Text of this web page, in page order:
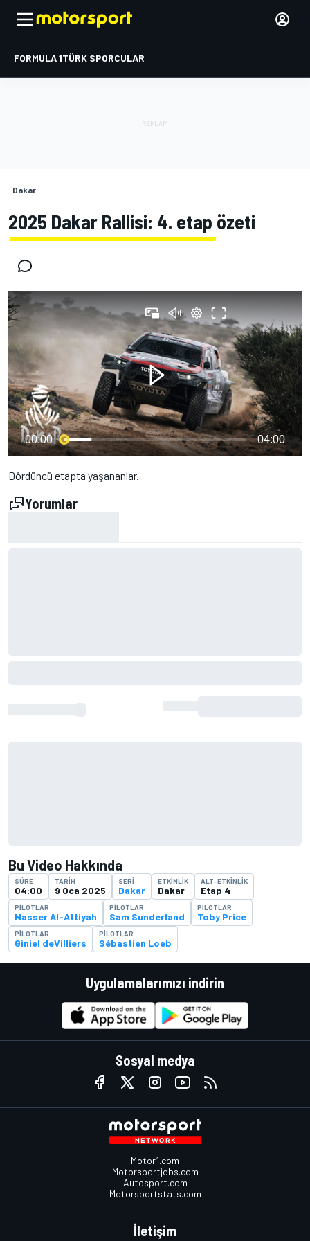
FORMULA 1TÜRK SPORCULAR
Dakar
2025 Dakar Rallisi: 4. etap özeti
00:00 04:00
Dördüncü etapta yaşananlar.
Yorumlar
Bu Video Hakkında
SÜRE
04:00
TARIH
9 Oca 2025
SERI
Dakar
ETKINLIK
Dakar
ALT-ETKINLIK
Etap 4
PILOTLAR
Nasser Al-Attiyah
PILOTLAR
Sam Sunderland
PILOTLAR
Toby Price
PILOTLAR
Giniel deVilliers
PILOTLAR
Sébastien Loeb
Uygulamalarımızı indirin
Sosyal medya
Motor1.com
Motorsportjobs.com
Autosport.com
Motorsportstats.com
İletişim